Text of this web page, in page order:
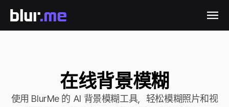
在线背景模糊
使用 BlurMe 的 AI 背景模糊工具，轻松模糊照片和视